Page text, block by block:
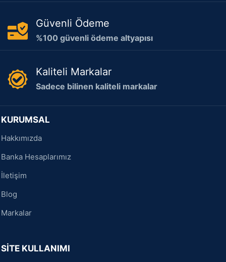
Güvenli Ödeme
%100 güvenli ödeme altyapısı
Kaliteli Markalar
Sadece bilinen kaliteli markalar
KURUMSAL
Hakkımızda
Banka Hesaplarımız
İletişim
Blog
Markalar
SİTE KULLANIMI